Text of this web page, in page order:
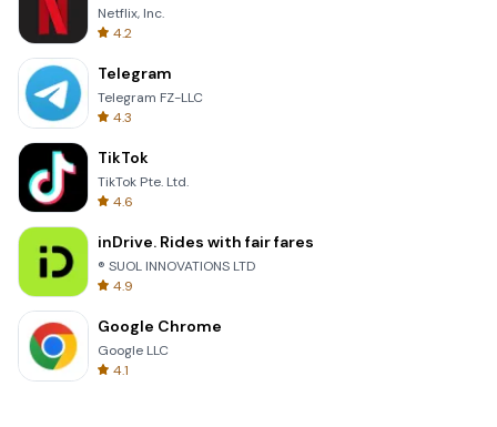
Netflix, Inc.
4.2
Telegram
Telegram FZ-LLC
4.3
TikTok
TikTok Pte. Ltd.
4.6
inDrive. Rides with fair fares
® SUOL INNOVATIONS LTD
4.9
Google Chrome
Google LLC
4.1